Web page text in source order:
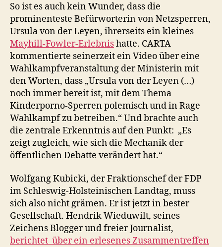
So ist es auch kein Wunder, dass die
prominenteste Befürworterin von Netzsperren,
Ursula von der Leyen, ihrerseits ein kleines
Mayhill-Fowler-Erlebnishatte. CARTA
kommentierte seinerzeit ein Video über eine
Wahlkampfveranstaltung der Ministerin mit
den Worten, dass „Ursula von der Leyen (…)
noch immer bereit ist, mit dem Thema
Kinderporno-Sperren polemisch und in Rage
Wahlkampf zu betreiben.“ Und brachte auch
die zentrale Erkenntnis auf den Punkt: „Es
zeigt zugleich, wie sich die Mechanik der
öffentlichen Debatte verändert hat.“
Wolfgang Kubicki, der Fraktionschef der FDP
im Schleswig-Holsteinischen Landtag, muss
sich also nicht grämen. Er ist jetzt in bester
Gesellschaft. Hendrik Wieduwilt, seines
Zeichens Blogger und freier Journalist,
berichtet über ein erlesenes Zusammentreffen